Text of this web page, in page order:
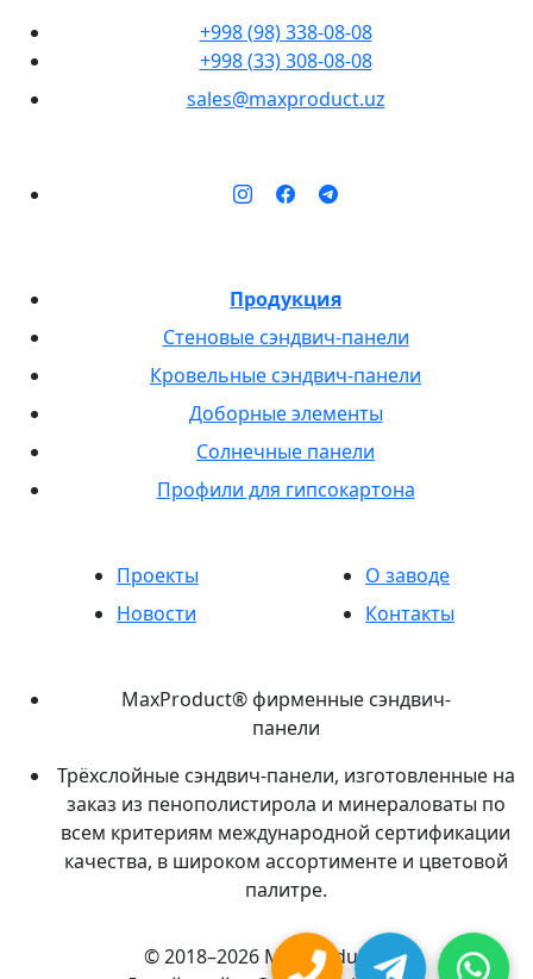
+998 (98) 338-08-08
+998 (33) 308-08-08
sales@maxproduct.uz
Продукция
Стеновые сэндвич-панели
Кровельные сэндвич-панели
Доборные элементы
Солнечные панели
Профили для гипсокартона
Проекты
Новости
О заводе
Контакты
MaxProduct® фирменные сэндвич-
панели
Трёхслойные сэндвич-панели, изготовленные на
заказ из пенополистирола и минераловаты по
всем критериям международной сертификации
качества, в широком ассортименте и цветовой
палитре.
© 2018–2026 MaxProduct®